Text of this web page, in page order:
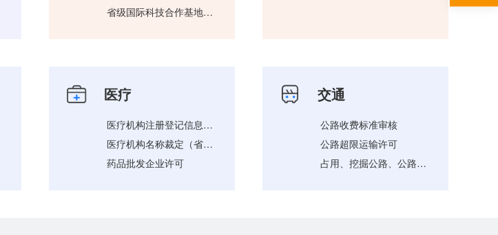
省级国际科技合作基地认定
医疗
医疗机构注册登记信息查询
医疗机构名称裁定（省级权限）
药品批发企业许可
交通
公路收费标准审核
公路超限运输许可
占用、挖掘公路、公路用地或者使公路改线审批